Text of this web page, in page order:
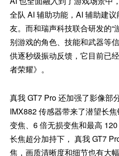
全队 AI 辅助功能，AI 辅助建
友。而和瑞声科技联合研发的“
别游戏的角色、技能和武器等
供逐秒级振动反馈，它目前已
者荣耀》。
真我 GT7 Pro 还加强了影像部
IMX882 传感器带来了潜望长
变焦、6 倍无损变焦和最高
长焦超分加持下， 真我 GT7
焦，画质清晰度和细节也有大